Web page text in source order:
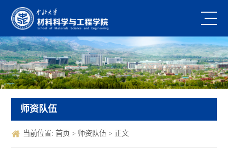
师资队伍
当前位置: 首页 > 师资队伍 > 正文